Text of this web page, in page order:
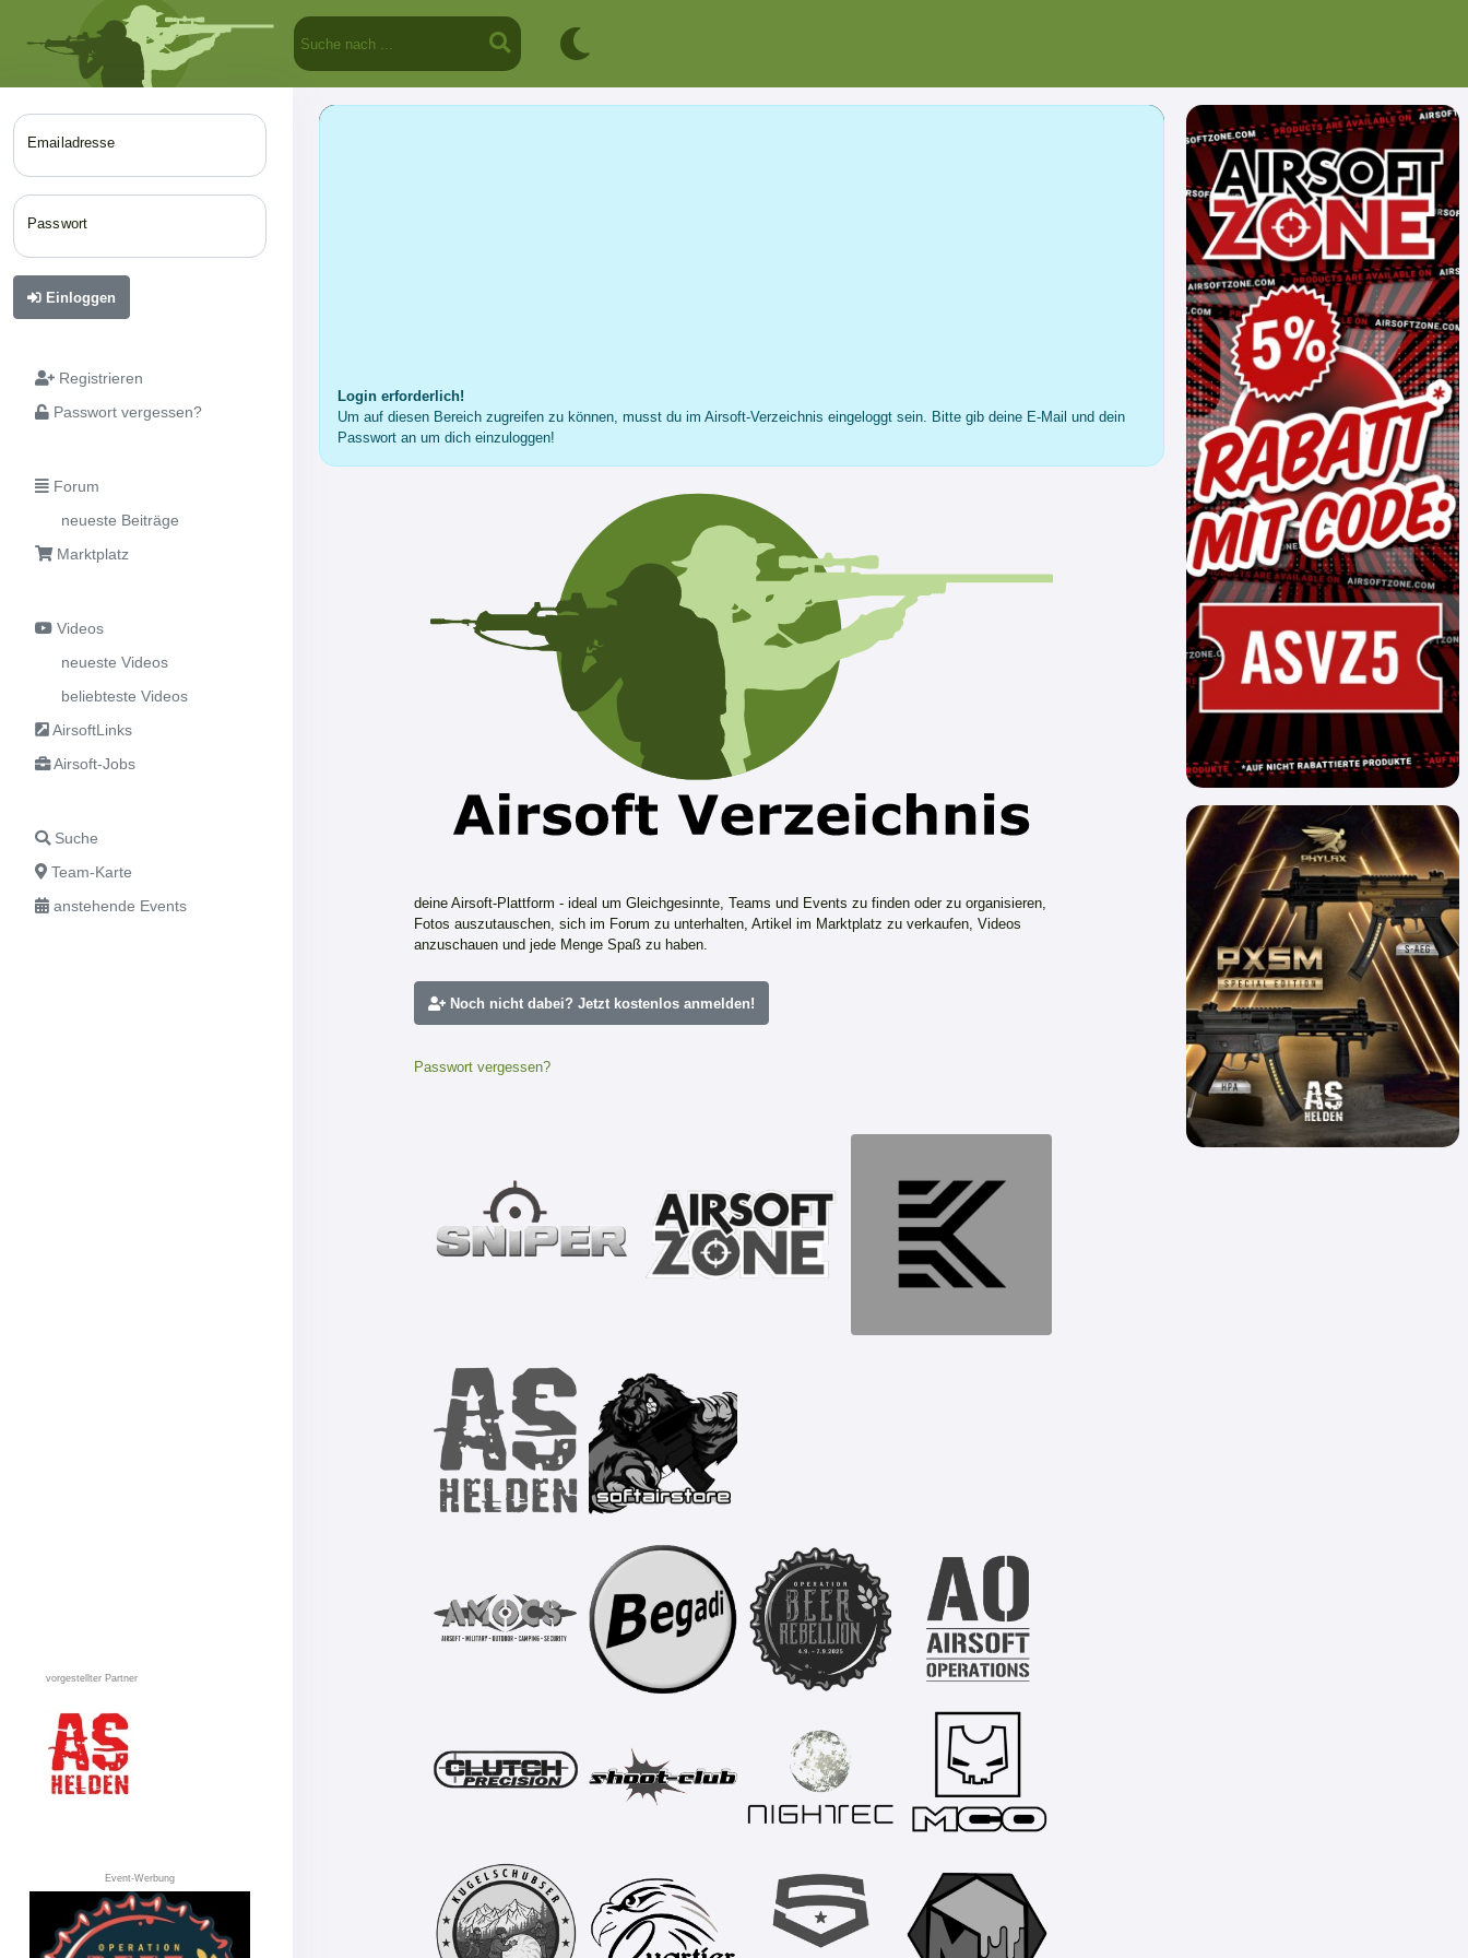
Emailadresse
Passwort
Einloggen
Registrieren
Passwort vergessen?
Forum
neueste Beiträge
Marktplatz
Videos
neueste Videos
beliebteste Videos
AirsoftLinks
Airsoft-Jobs
Suche
Team-Karte
anstehende Events
vorgestellter Partner
Event-Werbung
Login erforderlich!
Um auf diesen Bereich zugreifen zu können, musst du im Airsoft-Verzeichnis eingeloggt sein. Bitte gib deine E-Mail und dein
Passwort an um dich einzuloggen!
deine Airsoft-Plattform - ideal um Gleichgesinnte, Teams und Events zu finden oder zu organisieren,
Fotos auszutauschen, sich im Forum zu unterhalten, Artikel im Marktplatz zu verkaufen, Videos
anzuschauen und jede Menge Spaß zu haben.
Noch nicht dabei? Jetzt kostenlos anmelden!
Passwort vergessen?